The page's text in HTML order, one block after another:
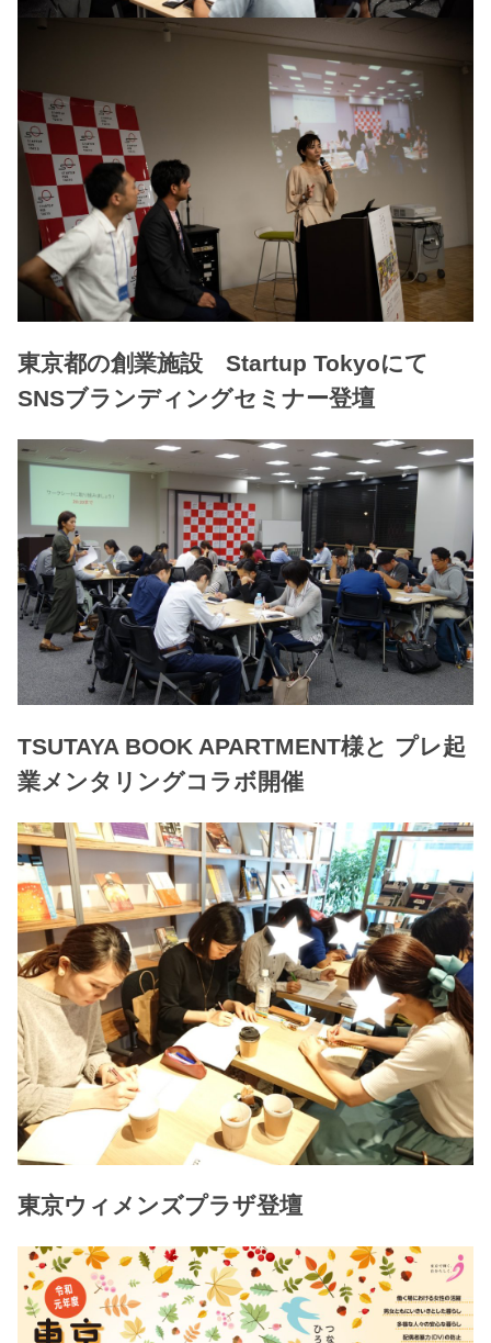
東京都の創業施設 Startup Tokyoにて
SNSブランディングセミナー登壇
TSUTAYA BOOK APARTMENT様と プレ起
業メンタリングコラボ開催
東京ウィメンズプラザ登壇